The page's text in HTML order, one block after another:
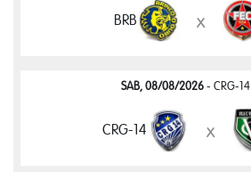
BRB x
SAB, 08/08/2026- CRG-14
CRG-14 x